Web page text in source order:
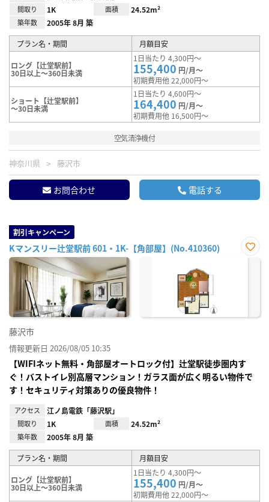
間取り 1K 面積 24.52m²
築年数 2005年 8月 築
プラン名・期間 月額目安
ロング【辻堂駅前】
30日以上～360日未満
1日当たり 4,300円～
155,400 円/月～
初期費用他 22,000円～
ショート【辻堂駅前】
～30日未満
1日当たり 4,600円～
164,400 円/月～
初期費用他 16,500円～
空気清浄機付
神奈川県 藤沢市
お問合わせ 電話する
割引キャンペーン
Kマンスリー辻堂駅前 601・1K-【角部屋】(No.410360)
お気
藤沢市
情報更新日 2026/08/05 10:35
【WIFIネット無料・角部屋オートロック付】辻堂駅徒歩圏内す
ぐ！バストイレ別高層マンション！ガラス面が広く明るい物件で
す！セキュリティ対策ありの優良物件！
アクセス 江ノ島電鉄「藤沢駅」
間取り 1K 面積 24.52m²
築年数 2005年 8月 築
プラン名・期間 月額目安
ロング【辻堂駅前】
30日以上～360日未満
1日当たり 4,300円～
155,400 円/月～
初期費用他 22,000円～